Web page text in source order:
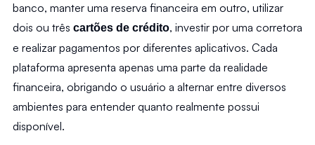
banco, manter uma reserva financeira em outro, utilizar
dois ou três cartões de crédito, investir por uma corretora
e realizar pagamentos por diferentes aplicativos. Cada
plataforma apresenta apenas uma parte da realidade
financeira, obrigando o usuário a alternar entre diversos
ambientes para entender quanto realmente possui
disponível.